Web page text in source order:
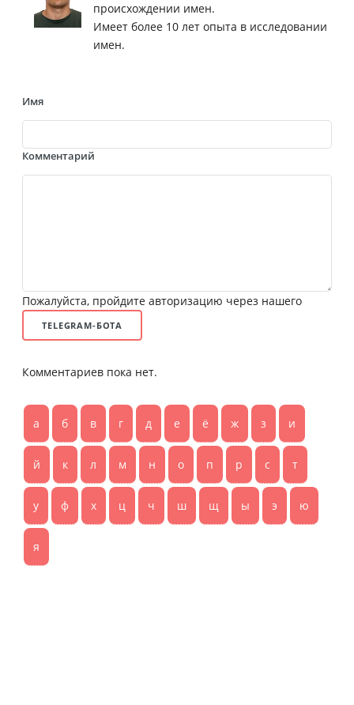
происхождении имен.
Имеет более 10 лет опыта в исследовании
имен.
Имя
Комментарий
Пожалуйста, пройдите авторизацию через нашего
TELEGRAM-БОТА
Комментариев пока нет.
а б в г д е ё ж з и
й к л м н о п р с т
у ф х ц ч ш щ ы э ю
я